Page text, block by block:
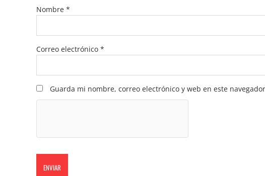
Nombre *
Correo electrónico *
Guarda mi nombre, correo electrónico y web en este